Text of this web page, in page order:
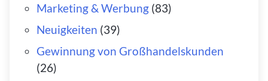
Marketing & Werbung(83)
Neuigkeiten (39)
Gewinnung von Großhandelskunden
(26)